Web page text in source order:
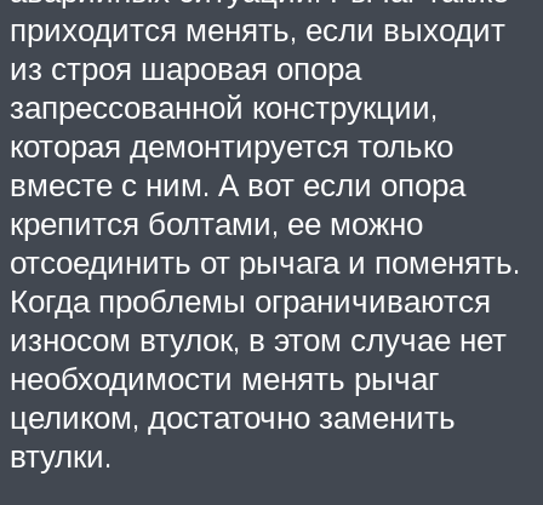
приходится менять, если выходит
из строя шаровая опора
запрессованной конструкции,
которая демонтируется только
вместе с ним. А вот если опора
крепится болтами, ее можно
отсоединить от рычага и поменять.
Когда проблемы ограничиваются
износом втулок, в этом случае нет
необходимости менять рычаг
целиком, достаточно заменить
втулки.